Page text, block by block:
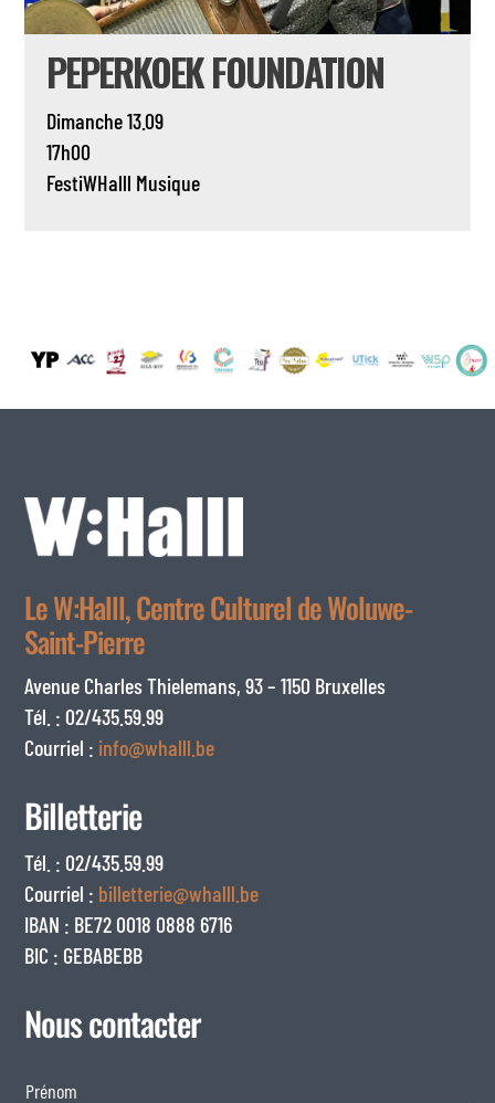
PEPERKOEK FOUNDATION
Dimanche 13.09
17h00
FestiWHalll Musique
Le W:Halll, Centre Culturel de Woluwe-
Saint-Pierre
Avenue Charles Thielemans, 93 – 1150 Bruxelles
Tél. : 02/435.59.99
Courriel : info@whalll.be
Billetterie
Tél. : 02/435.59.99
Courriel : billetterie@whalll.be
IBAN : BE72 0018 0888 6716
BIC : GEBABEBB
Nous contacter